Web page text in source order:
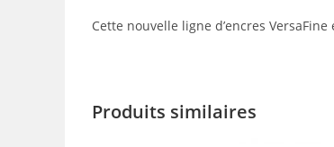
Cette nouvelle ligne d’encres
Produits similaires